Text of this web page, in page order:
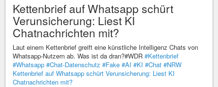
Kettenbrief auf Whatsapp schürt
Verunsicherung: Liest KI
Chatnachrichten mit?
Laut einem Kettenbrief greift eine künstliche Intelligenz Chats von
Whatsapp-Nutzern ab. Was ist da dran?#WDR #Kettenbrief
#Whatsapp #Chat-Datenschutz #Fake #AI #KI #Chat #NRW
Kettenbrief auf Whatsapp schürt Verunsicherung: Liest KI
Chatnachrichten mit?